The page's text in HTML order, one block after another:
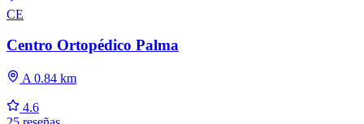
CE
Centro Ortopédico Palma
A 0.84 km
4.6